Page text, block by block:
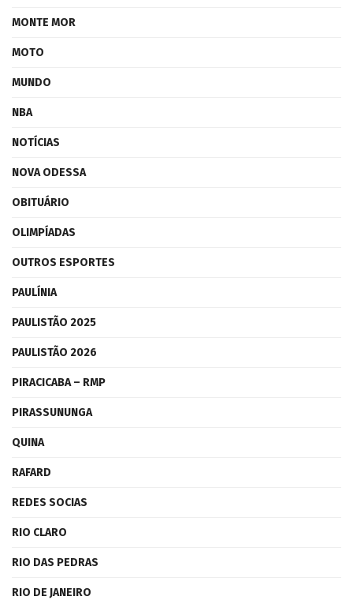
MONTE MOR
MOTO
MUNDO
NBA
NOTÍCIAS
NOVA ODESSA
OBITUÁRIO
OLIMPÍADAS
OUTROS ESPORTES
PAULÍNIA
PAULISTÃO 2025
PAULISTÃO 2026
PIRACICABA – RMP
PIRASSUNUNGA
QUINA
RAFARD
REDES SOCIAS
RIO CLARO
RIO DAS PEDRAS
RIO DE JANEIRO